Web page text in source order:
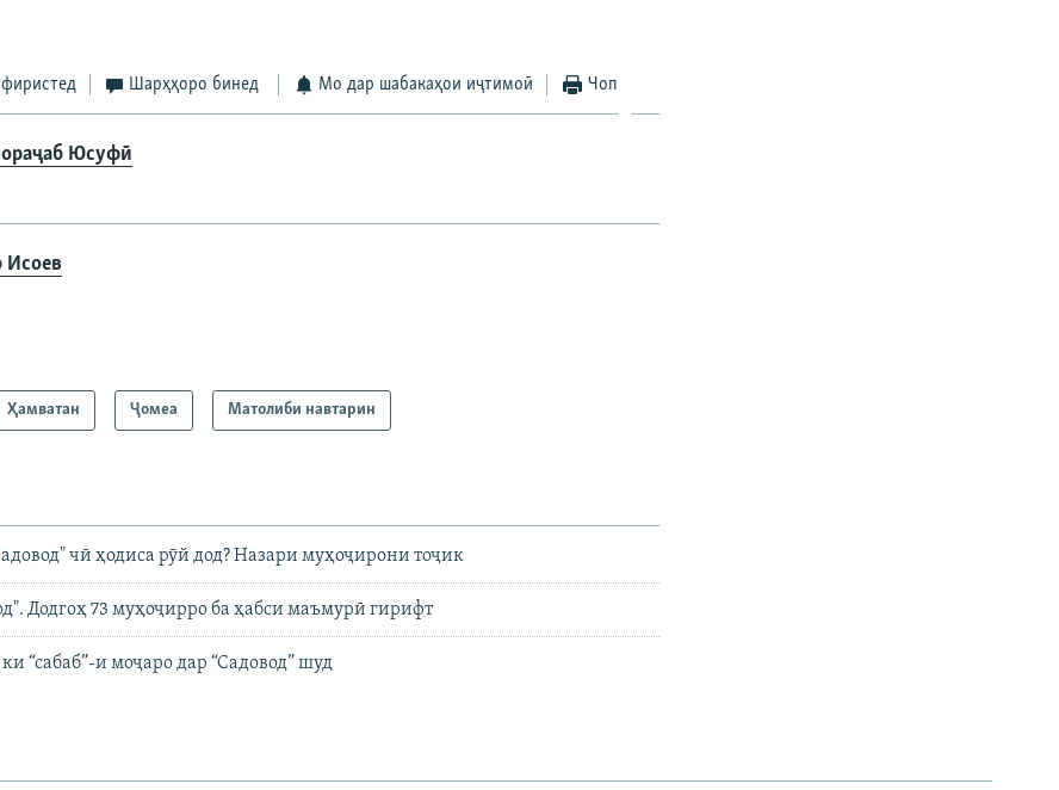
Шарҳҳоро бинед Мо дар шабакаҳои иҷтимоӣ Чоп
Юсуфӣ
Ҳамватан Ҷомeа Матолиби навтарин
чӣ ҳодиса рӯй дод? Назари муҳоҷирони тоҷик
Додгоҳ 73 муҳоҷирро ба ҳабси маъмурӣ гирифт
“сабаб”-и моҷаро дар “Садовод” шуд